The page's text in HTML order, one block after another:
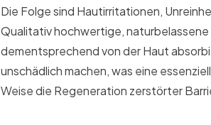
Die Folge sind Hautirritationen,
Qualitativ hochwertige,
dementsprechend von der Haut
unschädlich machen, was eine
Weise die Regeneration zerstörter